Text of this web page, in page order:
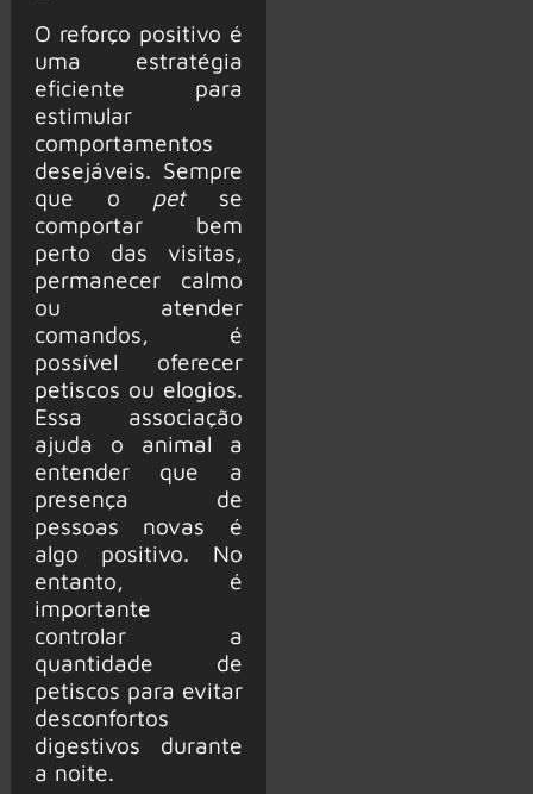
O reforço positivo é
uma estratégia
eficiente para
estimular
comportamentos
desejáveis. Sempre
que o petse
comportar bem
perto das visitas,
permanecer calmo
ou atender
comandos, é
possível oferecer
petiscos ou elogios.
Essa associação
ajuda o animal a
entender que a
presença de
pessoas novas é
algo positivo. No
entanto, é
importante
controlar a
quantidade de
petiscos para evitar
desconfortos
digestivos durante
a noite.